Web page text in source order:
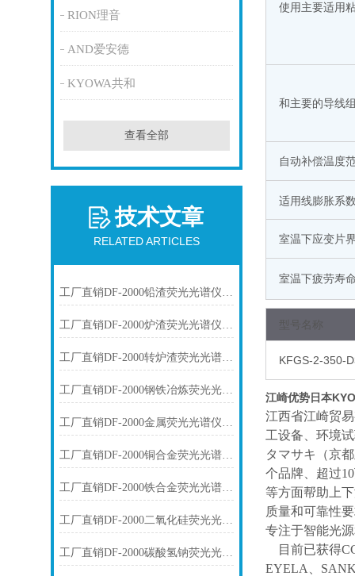
RION理音
AND爱安德
KYOWA共和
查看全部
技术文章
RELATED ARTICLES
工厂直销DF-2000铅渣荧光光谱仪技术参数
工厂直销DF-2000炉渣荧光光谱仪技术参数
工厂直销DF-2000转炉渣荧光光谱仪技术参数
工厂直销DF-2000钢铁冶炼荧光光谱仪技术参数
工厂直销DF-2000金属荧光光谱仪技术参数
工厂直销DF-2000铜合金荧光光谱仪技术参数
工厂直销DF-2000铁合金荧光光谱仪技术参数
工厂直销DF-2000二氧化硅荧光光谱仪技术参数
工厂直销DF-2000碳酸氢钠荧光光谱仪技术参数
使用主要适用
和主要的导线
自动补偿温度
适用线膨胀系
室温下应变片
室温下疲劳寿
型号名称
KFGS-2-350-
江崎优势日本
江西省江崎贸
工设备、环境
タマサキ（京
个品牌、超过
等方面帮助上
质量和可靠性
专注于智能光
目前已获得
EYELA、